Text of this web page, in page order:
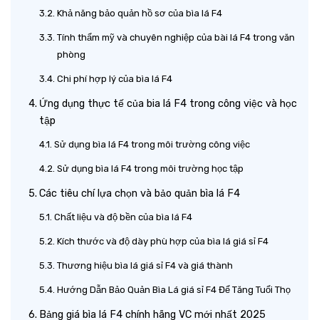
Khả năng bảo quản hồ sơ của bìa lá F4
Tính thẩm mỹ và chuyên nghiệp của bài lá F4 trong văn
phòng
Chi phí hợp lý của bìa lá F4
Ứng dụng thực tế của bia lá F4 trong công việc và học
tập
Sử dụng bìa lá F4 trong môi trường công việc
Sử dụng bìa lá F4 trong môi trường học tập
Các tiêu chí lựa chọn và bảo quản bìa lá F4
Chất liệu và độ bền của bìa lá F4
Kích thước và độ dày phù hợp của bìa lá giá sỉ F4
Thương hiệu bìa lá giá sỉ F4 và giá thành
Hướng Dẫn Bảo Quản Bìa Lá giá sỉ F4 Để Tăng Tuổi Thọ
Bảng giá bìa lá F4 chính hãng VC mới nhất 2025